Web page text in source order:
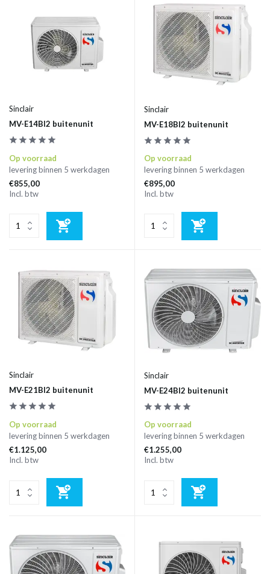
Sinclair
MV-E14BI2 buitenunit
Op voorraad
levering binnen 5 werkdagen
€855,00
Incl. btw
Sinclair
MV-E18BI2 buitenunit
Op voorraad
levering binnen 5 werkdagen
€895,00
Incl. btw
Sinclair
MV-E21BI2 buitenunit
Op voorraad
levering binnen 5 werkdagen
€1.125,00
Incl. btw
Sinclair
MV-E24BI2 buitenunit
Op voorraad
levering binnen 5 werkdagen
€1.255,00
Incl. btw